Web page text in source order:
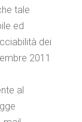
tale
ed
dei
2011
al